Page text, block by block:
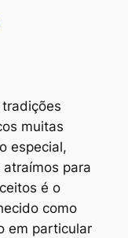
muitas
especial,
para
é o
como
em particular